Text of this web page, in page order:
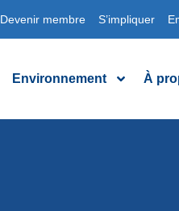
Devenir membre S’impliquer
Environnement À